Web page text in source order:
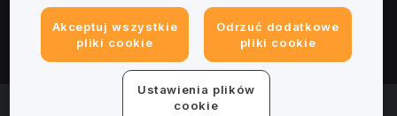
Informacje prawne
© 2025-2026 Bybit.eu. Wszystkie prawa zastrzeżone.
Akceptuj wszystkie
pliki cookie
Odrzuć dodatkowe
pliki cookie
Ustawienia plików
cookie